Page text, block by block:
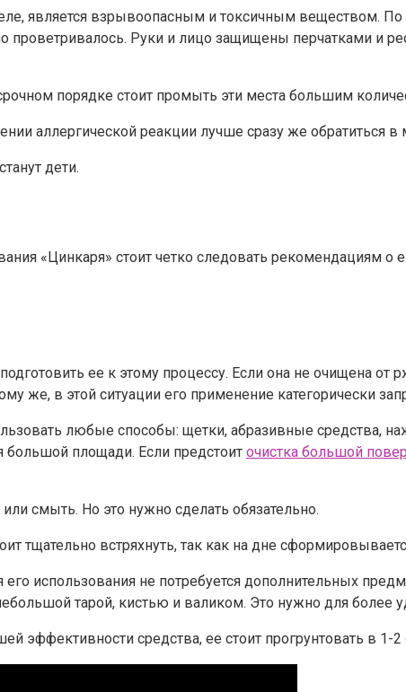
является взрывоопасным и токсичным веществом. По
Руки и лицо защищены перчатками и
порядке стоит промыть эти места большим
аллергической реакции лучше сразу же обратиться
дети.
«Цинкаря» стоит четко следовать рекомендациям о
ее к этому процессу. Если она не очищена
же, в этой ситуации его применение категорически
любые способы: щетки, абразивные средства,
большой площади. Если предстоит очистка большой
смыть. Но это нужно сделать обязательно.
тщательно встряхнуть, так как на дне
использования не потребуется дополнительных
тарой, кистью и валиком. Это нужно для более
эффективности средства, ее стоит прогрунтовать в 1-2